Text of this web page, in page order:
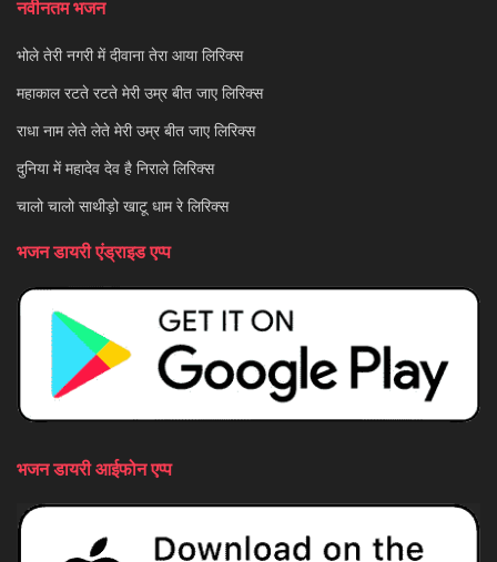
नवीनतम भजन
भोले तेरी नगरी में दीवाना तेरा आया लिरिक्स
महाकाल रटते रटते मेरी उम्र बीत जाए लिरिक्स
राधा नाम लेते लेते मेरी उम्र बीत जाए लिरिक्स
दुनिया में महादेव देव है निराले लिरिक्स
चालो चालो साथीड़ो खाटू धाम रे लिरिक्स
भजन डायरी एंड्राइड एप्प
भजन डायरी आईफोन एप्प